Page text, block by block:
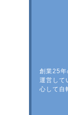
創業25年
運営して
心して自